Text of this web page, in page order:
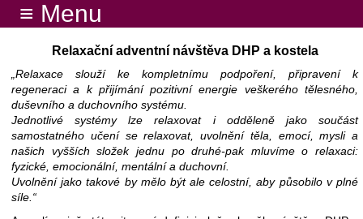
≡ Menu
Relaxační adventní návštěva DHP a kostela
„Relaxace slouží ke kompletnímu podpoření, připravení k
regeneraci a k přijímání pozitivní energie veškerého tělesného,
duševního a duchovního systému.
Jednotlivé systémy lze relaxovat i odděleně jako součást
samostatného učení se relaxovat, uvolnění těla, emocí, mysli a
našich vyšších složek jednu po druhé-pak mluvíme o relaxaci:
fyzické, emocionální, mentální a duchovní.
Uvolnění jako takové by mělo být ale celostní, aby působilo v plné
síle.“